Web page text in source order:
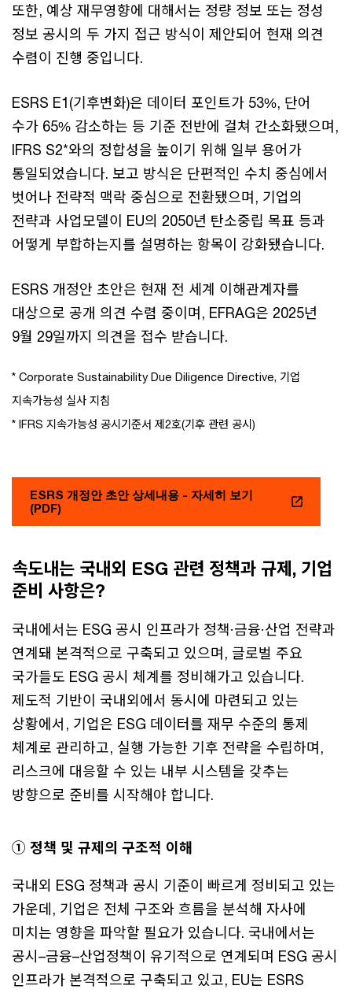
또한, 예상 재무영향에 대해서는 정량 정보 또는 정성
정보 공시의 두 가지 접근 방식이 제안되어 현재 의견
수렴이 진행 중입니다.
ESRS E1(기후변화)은 데이터 포인트가 53%, 단어
수가 65% 감소하는 등 기준 전반에 걸쳐 간소화됐으며,
IFRS S2*와의 정합성을 높이기 위해 일부 용어가
통일되었습니다. 보고 방식은 단편적인 수치 중심에서
벗어나 전략적 맥락 중심으로 전환됐으며, 기업의
전략과 사업모델이 EU의 2050년 탄소중립 목표 등과
어떻게 부합하는지를 설명하는 항목이 강화됐습니다.
ESRS 개정안 초안은 현재 전 세계 이해관계자를
대상으로 공개 의견 수렴 중이며, EFRAG은 2025년
9월 29일까지 의견을 접수 받습니다.
* Corporate Sustainability Due Diligence Directive, 기업
지속가능성 실사 지침
* IFRS 지속가능성 공시기준서 제2호(기후 관련 공시)
ESRS 개정안 초안 상세내용 - 자세히 보기
(PDF)
속도내는 국내외 ESG 관련 정책과 규제, 기업
준비 사항은?
국내에서는 ESG 공시 인프라가 정책·금융·산업 전략과
연계돼 본격적으로 구축되고 있으며, 글로벌 주요
국가들도 ESG 공시 체계를 정비해가고 있습니다.
제도적 기반이 국내외에서 동시에 마련되고 있는
상황에서, 기업은 ESG 데이터를 재무 수준의 통제
체계로 관리하고, 실행 가능한 기후 전략을 수립하며,
리스크에 대응할 수 있는 내부 시스템을 갖추는
방향으로 준비를 시작해야 합니다.
① 정책 및 규제의 구조적 이해
국내외 ESG 정책과 공시 기준이 빠르게 정비되고 있는
가운데, 기업은 전체 구조와 흐름을 분석해 자사에
미치는 영향을 파악할 필요가 있습니다. 국내에서는
공시–금융–산업정책이 유기적으로 연계되며 ESG 공시
인프라가 본격적으로 구축되고 있고, EU는 ESRS